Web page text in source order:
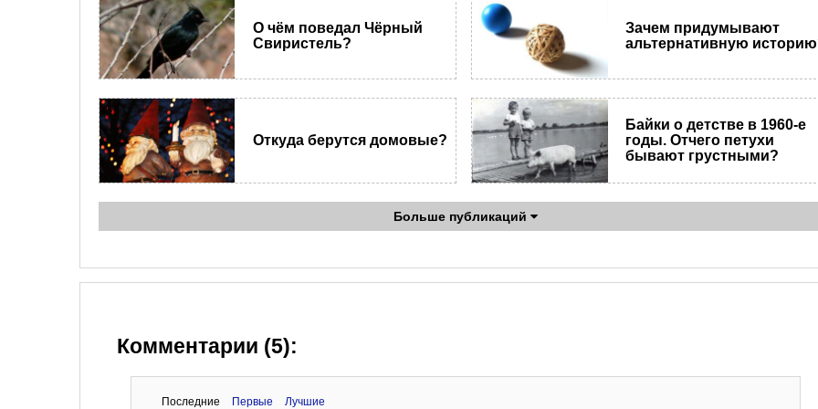
О чём поведал Чёрный
Свиристель?
Зачем придумывают
альтернативную
Откуда берутся домовые?
Байки о детстве в 1960-е
годы. Отчего петухи
бывают грустными?
Больше публикаций
Комментарии (5):
Последние Первые Лучшие